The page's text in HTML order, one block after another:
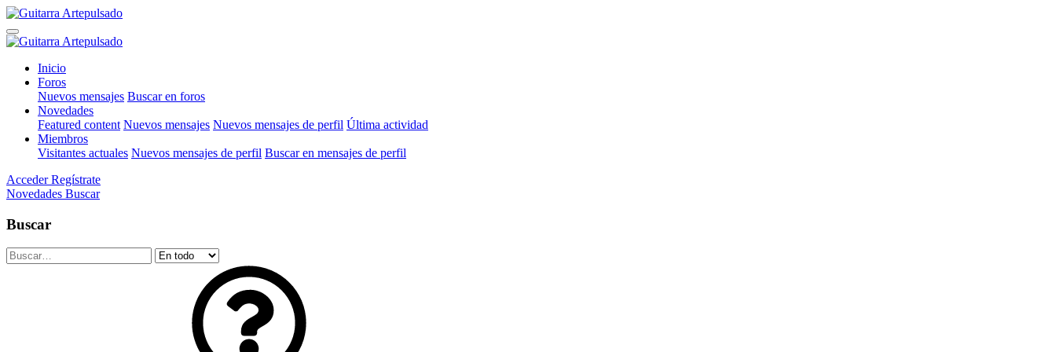
Inicio
Foros
Nuevos mensajes Buscar en foros
Novedades
Featured content Nuevos mensajes Nuevos mensajes de perfil Última actividad
Miembros
Visitantes actuales Nuevos mensajes de perfil Buscar en mensajes de perfil
Acceder Regístrate
Novedades Buscar
Buscar